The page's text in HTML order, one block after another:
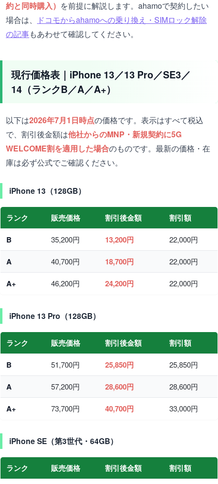
約と同時購入） を前提に解説します。ahamoで契約したい
場合は、
ドコモからahamoへの乗り換え・SIMロック解除
の記事もあわせて確認してください。
現行価格表｜iPhone 13／13 Pro／SE3／
14（ランクB／A／A+）
以下は2026年7月1日時点の価格です。表示はすべて税込
で、割引後金額は他社からのMNP・新規契約に5G
WELCOME割を適用した場合のものです。最新の価格・在
庫は必ず公式でご確認ください。
iPhone 13（128GB）
ランク 販売価格 割引後金額 割引額
B 35,200円 13,200円 22,000円
A 40,700円 18,700円 22,000円
A+ 46,200円 24,200円 22,000円
iPhone 13 Pro（128GB）
ランク 販売価格 割引後金額 割引額
B 51,700円 25,850円 25,850円
A 57,200円 28,600円 28,600円
A+ 73,700円 40,700円 33,000円
iPhone SE（第3世代・64GB）
ランク 販売価格 割引後金額 割引額